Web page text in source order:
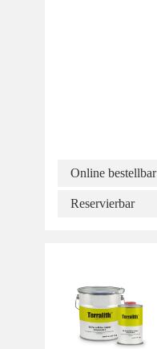
Online bestellbar
Reservierbar